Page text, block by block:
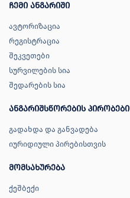
ჩემი ანგარიში
ავტორიზაცია
რეგისტრაცია
შეკვეთები
სურვილების სია
შედარების სია
ანგარიშსწორების პირობები
გადახდა და განვადება
იურიდიული პირებისთვის
მომსახურება
ქეშბექი